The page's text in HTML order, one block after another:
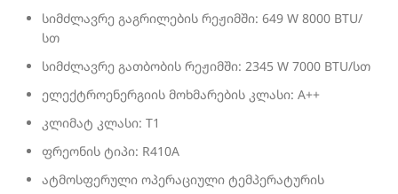
სიმძლავრე გაგრილების რეჟიმში: 649 W 8000 BTU/
სთ
სიმძლავრე გათბობის რეჟიმში: 2345 W 7000 BTU/სთ
ელექტროენერგიის მოხმარების კლასი: A++
კლიმატ კლასი: T1
ფრეონის ტიპი: R410A
ატმოსფერული ოპერაციული ტემპერატურის